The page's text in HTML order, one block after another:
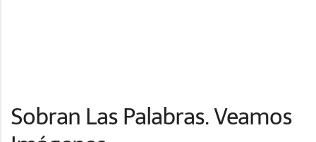
Sobran Las Palabras. Veamos